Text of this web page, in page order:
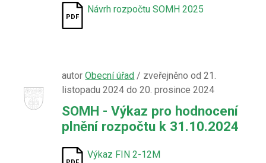
Návrh rozpočtu SOMH 2025
autorObecní úřad / zveřejněno od 21.
listopadu 2024 do 20. prosince 2024
SOMH - Výkaz pro hodnocení
plnění rozpočtu k 31.10.2024
Výkaz FIN 2-12M